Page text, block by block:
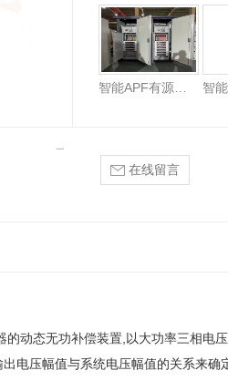
智能APF有源滤波装置
在线留言
动态无功补偿装置,以大功率三相电
电压幅值与系统电压幅值的关系来确